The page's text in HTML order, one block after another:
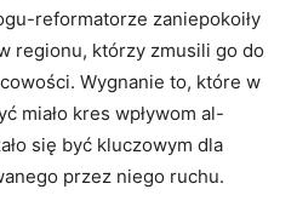
reformatorze zaniepokoiły
regionu, którzy zmusili go do
Wygnanie to, które w
miało kres wpływom al-
się być kluczowym dla
przez niego ruchu.